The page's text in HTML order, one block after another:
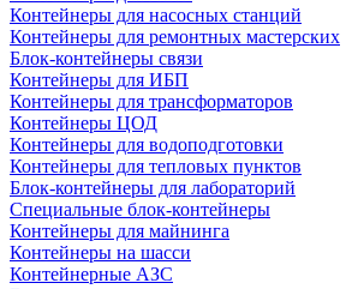
Контейнеры для насосных станций
Контейнеры для ремонтных мастерских
Блок-контейнеры связи
Контейнеры для ИБП
Контейнеры для трансформаторов
Контейнеры ЦОД
Контейнеры для водоподготовки
Контейнеры для тепловых пунктов
Блок-контейнеры для лабораторий
Специальные блок-контейнеры
Контейнеры для майнинга
Контейнеры на шасси
Контейнерные АЗС